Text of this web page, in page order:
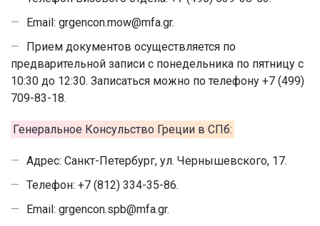
Email: grgencon.mow@mfa.gr.
Прием документов осуществляется по
предварительной записи с понедельника по пятницу с
10:30 до 12:30. Записаться можно по телефону +7 (499)
709-83-18.
Генеральное Консульство Греции в СПб:
Адрес: Санкт-Петербург, ул. Чернышевского, 17.
Телефон: +7 (812) 334-35-86.
Email: grgencon.spb@mfa.gr.